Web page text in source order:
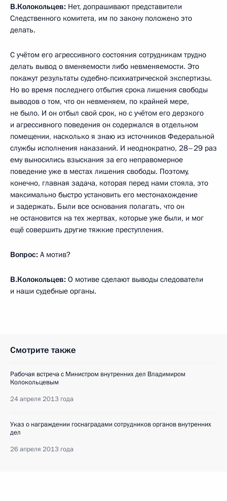
В.Колокольцев: Нет, допрашивают представители
Следственного комитета, им по закону положено это
делать.
С учётом его агрессивного состояния сотрудникам трудно
делать вывод о вменяемости либо невменяемости. Это
покажут результаты судебно-психиатрической экспертизы.
Но во время последнего отбытия срока лишения свободы
выводов о том, что он невменяем, по крайней мере,
не было. И он отбыл свой срок, но с учётом его дерзкого
и агрессивного поведения он содержался в отдельном
помещении, насколько я знаю из источников Федеральной
службы исполнения наказаний. И неоднократно, 28–29 раз
ему выносились взыскания за его неправомерное
поведение уже в местах лишения свободы. Поэтому,
конечно, главная задача, которая перед нами стояла, это
максимально быстро установить его местонахождение
и задержать. Были все основания полагать, что он
не остановится на тех жертвах, которые уже были, и мог
ещё совершить другие тяжкие преступления.
Вопрос: А мотив?
В.Колокольцев: О мотиве сделают выводы следователи
и наши судебные органы.
Смотрите также
Рабочая встреча с Министром внутренних дел Владимиром
Колокольцевым
24 апреля 2013 года
Указ о награждении госнаградами сотрудников органов внутренних
дел
26 апреля 2013 года